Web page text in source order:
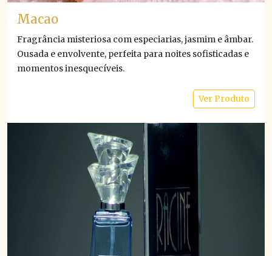
Macao
Fragrância misteriosa com especiarias, jasmim e âmbar.
Ousada e envolvente, perfeita para noites sofisticadas e
momentos inesquecíveis.
Ver Produto